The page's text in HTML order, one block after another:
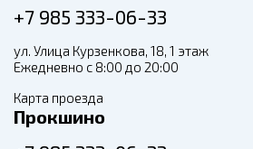
+7 985 333-06-33
ул. Улица Курзенкова, 18, 1 этаж
Ежедневно с 8:00 до 20:00
Карта проезда
Прокшино